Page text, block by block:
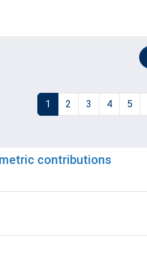
1 2 3 4 5
contributions